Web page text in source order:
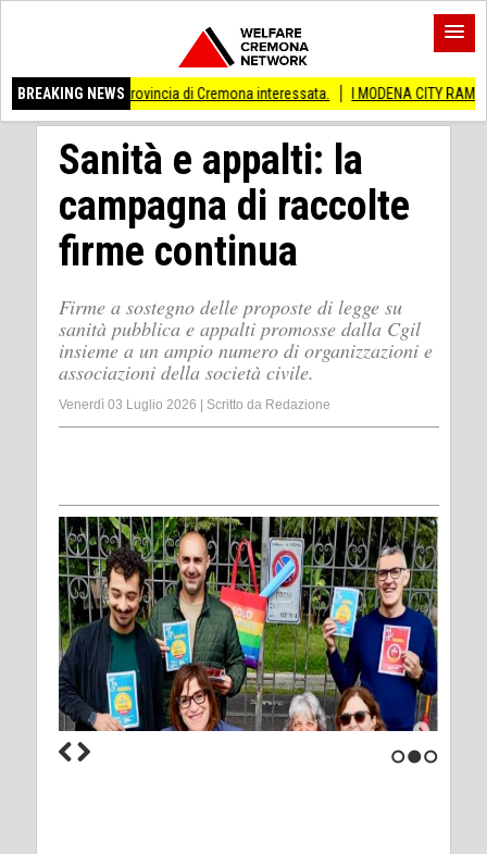
BREAKING NEWS
provincia di Cremona interessata. I MODENA CITY RAMBLERS
Sanità e appalti: la
campagna di raccolte
firme continua
Firme a sostegno delle proposte di legge su
sanità pubblica e appalti promosse dalla Cgil
insieme a un ampio numero di organizzazioni e
associazioni della società civile.
Venerdì 03 Luglio 2026 Scritto da Redazione